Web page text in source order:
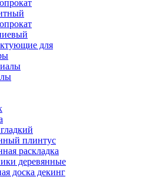
для
плинтус
раскладка
деревянные
доска декинг